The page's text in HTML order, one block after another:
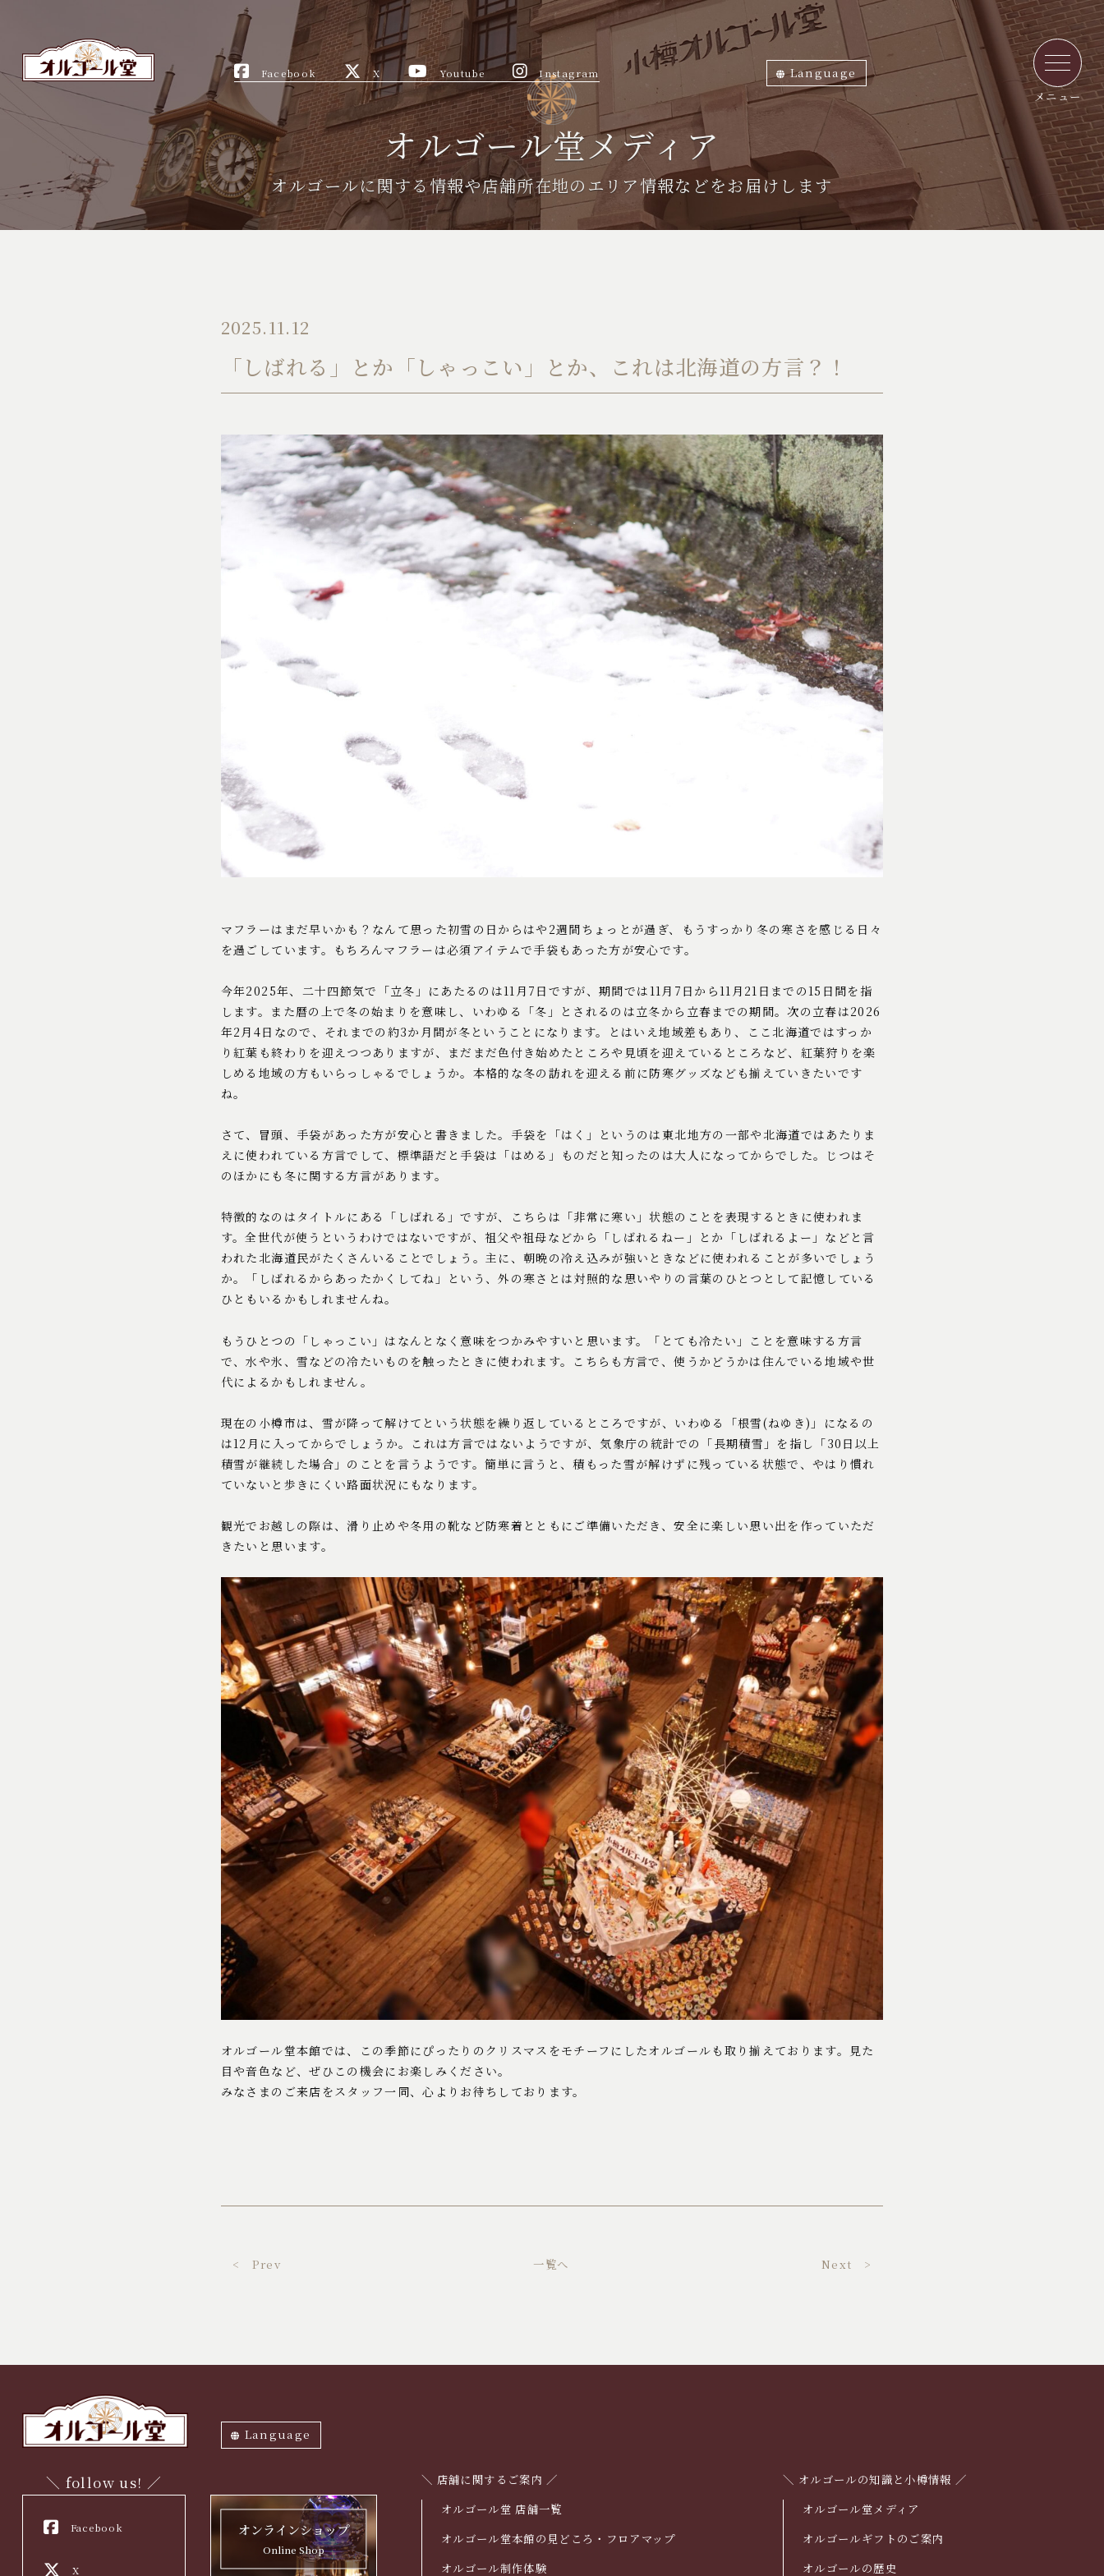
Facebook X Youtube Instagram
Language
English
한국어
中文繁体
中文簡体
ภาษาไทย
日本語 メニュー
オルゴール堂メディア
オルゴールに関する情報や店舗所在地のエリア情報などをお届けします
2025.11.12
「しばれる」とか「しゃっこい」とか、これは北海道の方言？！
マフラーはまだ早いかも？なんて思った初雪の日からはや2週間ちょっとが過ぎ、もうすっかり冬の寒さを感じる日々
を過ごしています。もちろんマフラーは必須アイテムで手袋もあった方が安心です。
今年2025年、二十四節気で「立冬」にあたるのは11月7日ですが、期間では11月7日から11月21日までの15日間を指
します。また暦の上で冬の始まりを意味し、いわゆる「冬」とされるのは立冬から立春までの期間。次の立春は2026
年2月4日なので、それまでの約3か月間が冬ということになります。とはいえ地域差もあり、ここ北海道ではすっか
り紅葉も終わりを迎えつつありますが、まだまだ色付き始めたところや見頃を迎えているところなど、紅葉狩りを楽
しめる地域の方もいらっしゃるでしょうか。本格的な冬の訪れを迎える前に防寒グッズなども揃えていきたいです
ね。
さて、冒頭、手袋があった方が安心と書きました。手袋を「はく」というのは東北地方の一部や北海道ではあたりま
えに使われている方言でして、標準語だと手袋は「はめる」ものだと知ったのは大人になってからでした。じつはそ
のほかにも冬に関する方言があります。
特徴的なのはタイトルにある「しばれる」ですが、こちらは「非常に寒い」状態のことを表現するときに使われま
す。全世代が使うというわけではないですが、祖父や祖母などから「しばれるねー」とか「しばれるよー」などと言
われた北海道民がたくさんいることでしょう。主に、朝晩の冷え込みが強いときなどに使われることが多いでしょう
か。「しばれるからあったかくしてね」という、外の寒さとは対照的な思いやりの言葉のひとつとして記憶している
ひともいるかもしれませんね。
もうひとつの「しゃっこい」はなんとなく意味をつかみやすいと思います。「とても冷たい」ことを意味する方言
で、水や氷、雪などの冷たいものを触ったときに使われます。こちらも方言で、使うかどうかは住んでいる地域や世
代によるかもしれません。
現在の小樽市は、雪が降って解けてという状態を繰り返しているところですが、いわゆる「根雪(ねゆき)」になるの
は12月に入ってからでしょうか。これは方言ではないようですが、気象庁の統計での「長期積雪」を指し「30日以上
積雪が継続した場合」のことを言うようです。簡単に言うと、積もった雪が解けずに残っている状態で、やはり慣れ
ていないと歩きにくい路面状況にもなります。
観光でお越しの際は、滑り止めや冬用の靴など防寒着とともにご準備いただき、安全に楽しい思い出を作っていただ
きたいと思います。
オルゴール堂本館では、この季節にぴったりのクリスマスをモチーフにしたオルゴールも取り揃えております。見た
目や音色など、ぜひこの機会にお楽しみください。
みなさまのご来店をスタッフ一同、心よりお待ちしております。
< Prev 一覧へ Next >
Language
＼ follow us! ／
Facebook
X
オンラインショップ
Online Shop
＼ 店舗に関するご案内 ／
オルゴール堂 店舗一覧
オルゴール堂本館の見どころ・フロアマップ
オルゴール制作体験
＼ オルゴールの知識と小樽情報 ／
オルゴール堂メディア
オルゴールギフトのご案内
オルゴールの歴史